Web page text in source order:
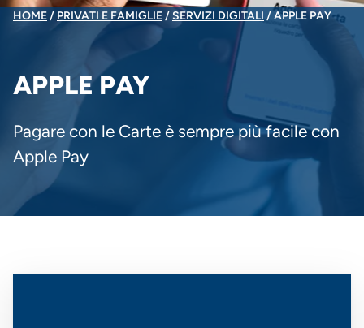
BRICIOLE
PANE
HOME PRIVATI E FAMIGLIE SERVIZI DIGITALI APPLE PAY
APPLE PAY
Pagare con le Carte è sempre più facile con
Apple Pay